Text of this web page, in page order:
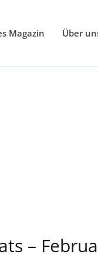
Magazin Über
–